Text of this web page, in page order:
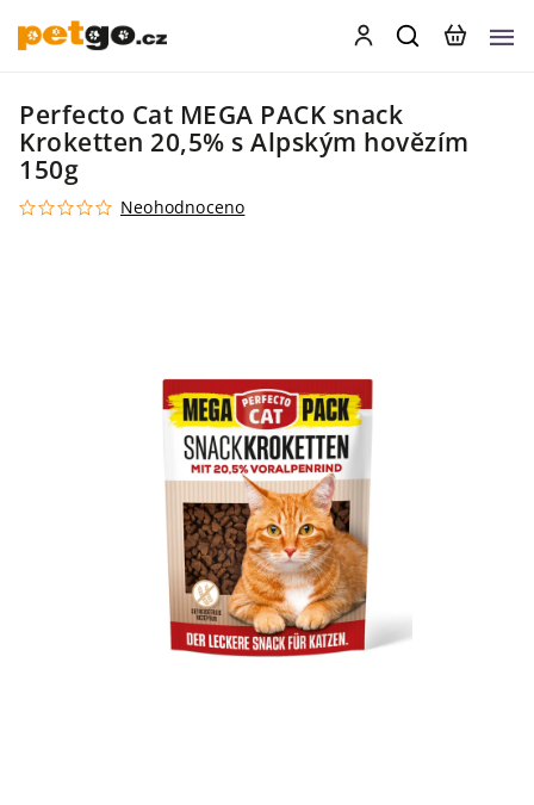
Perfecto Cat MEGA PACK snack
Kroketten 20,5% s Alpským hovězím
150g
Neohodnoceno